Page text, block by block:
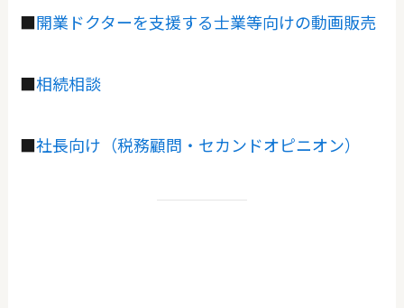
■開業ドクターを支援する士業等向けの動画販売
■相続相談
■社長向け（税務顧問・セカンドオピニオン）